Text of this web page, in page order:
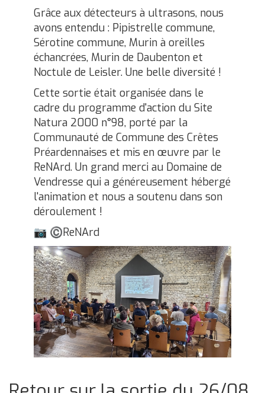
Grâce aux détecteurs à ultrasons, nous
avons entendu : Pipistrelle commune,
Sérotine commune, Murin à oreilles
échancrées, Murin de Daubenton et
Noctule de Leisler. Une belle diversité !
Cette sortie était organisée dans le
cadre du programme d'action du Site
Natura 2000 n°98, porté par la
Communauté de Commune des Crêtes
Préardennaises et mis en œuvre par le
ReNArd. Un grand merci au Domaine de
Vendresse qui a généreusement hébergé
l'animation et nous a soutenu dans son
déroulement !
📷 ©ReNArd